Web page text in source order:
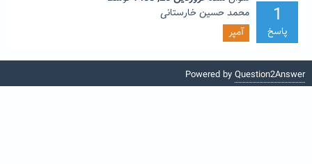
1
پاسخ
محمد حسین خارستانی
آمپر
Powered by Question2Answer